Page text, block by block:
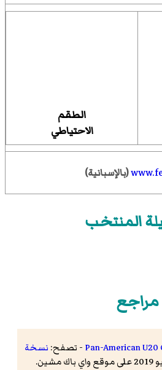
الطقم
الاحتياطي
(بالإسبانية)
المنتخب
مراجع
Pan-American - تصفح: نسخة